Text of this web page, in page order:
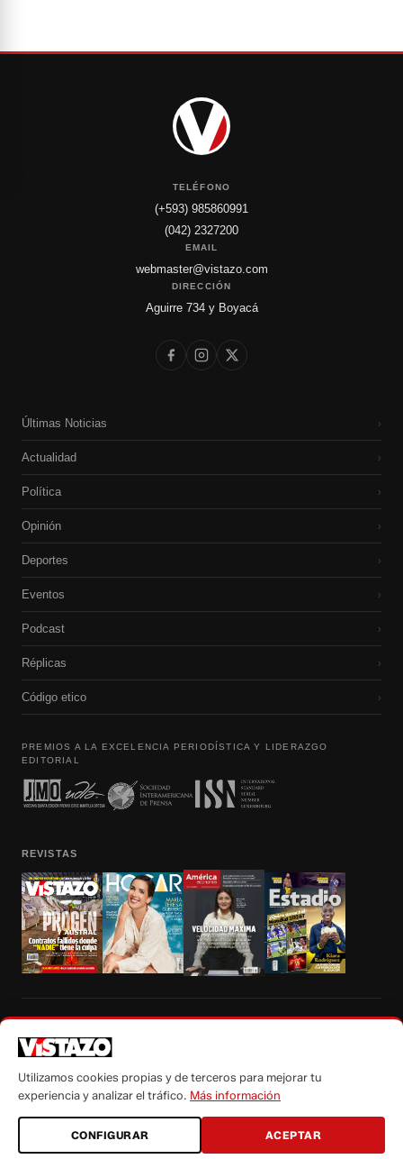
TELÉFONO
(+593) 985860991
(042) 2327200
EMAIL
webmaster@vistazo.com
DIRECCIÓN
Aguirre 734 y Boyacá
Últimas Noticias ›
Actualidad ›
Política ›
Opinión ›
Deportes ›
Eventos ›
Podcast ›
Réplicas ›
Código etico ›
PREMIOS A LA EXCELENCIA PERIODÍSTICA Y LIDERAZGO
EDITORIAL
REVISTAS
autorización escrita de su titular, de todos los contenidos de Vistazo.com.
Utilizamos cookies propias y de terceros para mejorar tu
experiencia y analizar el tráfico. Más información
CONFIGURAR ACEPTAR